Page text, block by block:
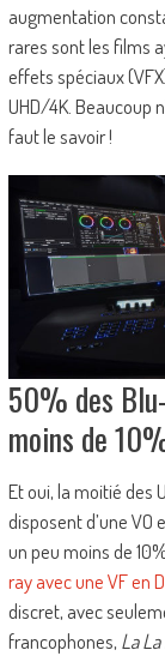
augmentation
rares sont les films
effets spéciaux
UHD/4K. Beaucoup
faut le savoir !
50% des
moins de
Et oui, la moitié des
disposent d’une VO
un peu moins de
ray avec une VF en
discret, avec
francophones, La